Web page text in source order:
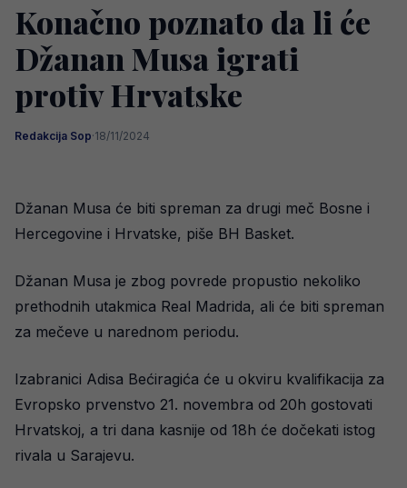
Konačno poznato da li će
Džanan Musa igrati
protiv Hrvatske
Redakcija Sop·18/11/2024
Džanan Musa će biti spreman za drugi meč Bosne i
Hercegovine i Hrvatske, piše BH Basket.
Džanan Musa je zbog povrede propustio nekoliko
prethodnih utakmica Real Madrida, ali će biti spreman
za mečeve u narednom periodu.
Izabranici Adisa Bećiragića će u okviru kvalifikacija za
Evropsko prvenstvo 21. novembra od 20h gostovati
Hrvatskoj, a tri dana kasnije od 18h će dočekati istog
rivala u Sarajevu.